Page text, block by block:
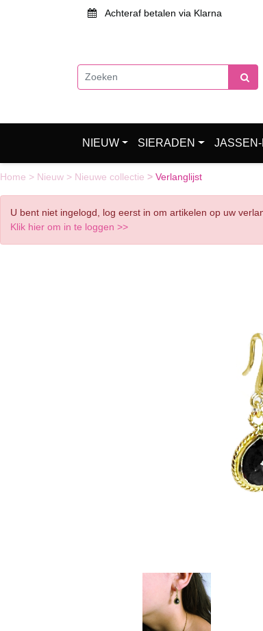
Achteraf betalen via Klarna
NIEUW SIERADEN
Home > Nieuw > Nieuwe collectie > Verlanglijst
U bent niet ingelogd, log eerst in om artikelen op uw
Klik hier om in te loggen >>